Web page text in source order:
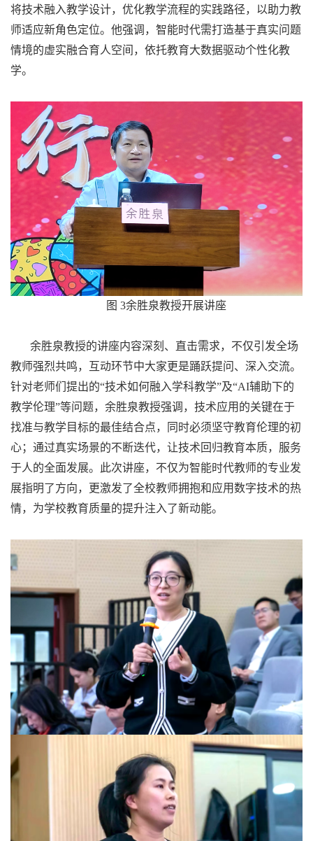
将技术融入教学设计，优化教学流程的实践路径，以助力教
师适应新角色定位。他强调，智能时代需打造基于真实问题
情境的虚实融合育人空间，依托教育大数据驱动个性化教
学。
图 3余胜泉教授开展讲座
余胜泉教授的讲座内容深刻、直击需求，不仅引发全场
教师强烈共鸣，互动环节中大家更是踊跃提问、深入交流。
针对老师们提出的“技术如何融入学科教学”及“AI辅助下的
教学伦理”等问题，余胜泉教授强调，技术应用的关键在于
找准与教学目标的最佳结合点，同时必须坚守教育伦理的初
心；通过真实场景的不断迭代，让技术回归教育本质，服务
于人的全面发展。此次讲座，不仅为智能时代教师的专业发
展指明了方向，更激发了全校教师拥抱和应用数字技术的热
情，为学校教育质量的提升注入了新动能。